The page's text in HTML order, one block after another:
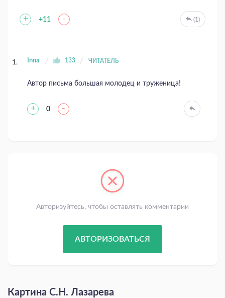
+ +11 - (1)
Inna 133 ЧИТАТЕЛЬ
Автор письма большая молодец и труженица!
+ 0 -
Авторизуйтесь, чтобы оставлять комментарии
АВТОРИЗОВАТЬСЯ
Картина С.Н. Лазарева